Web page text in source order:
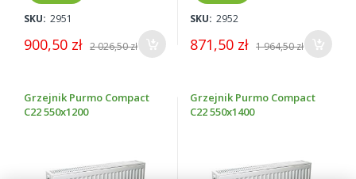
SKU: 2951
900,50 zł 2 026,50 zł
SKU: 2952
871,50 zł 1 964,50 zł
Grzejnik Purmo Compact
C22 550x1200
Grzejnik Purmo Compact
C22 550x1400